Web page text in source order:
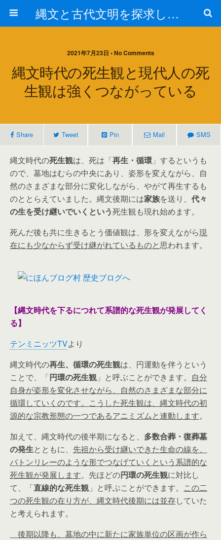
縄文と古代文明を探求しよう！
2021年7月23日 • No Comments
縄文時代の死生観と現代人の死
生観は強くつながっている
Share Tweet Pin Mail SMS
縄文時代の死生観は、死は「再生・循環 」するというも
ので、墓地はむらの中央にあり、姿形を変えながら、自
然のさまざまな部分に変化しながら、やがて再生するも
のととらえていました。縄文後期には家族を送り、 代々
の生を受け継いでいくという死生観も現れ始めます。
死んだ後も共に生きるとう価値観は、形を変えながら現
在にも少なからず受け継がれているものと思われます。
【縄文時代を下るにつれて系譜的な死生観が発展してく
る】
テンミニッツTVより
縄文時代の再生、循環の死生観は、円運動を伴うという
ことで、「円環の死生観 」と呼ぶことができます。 自分
自身が姿形を変化させながら、自然のさまざまな部分に
循環していくのです。こうした死生観は、縄文時代の初
源的な宗教形態の一つであるアニミズムと連動します。
加えて、縄文時代の後半期になると、 多数合葬・復葬墓
の発生とともに、 先祖から受け継いできた生命の線を、
バトンリレーのような形でつなげていくという系譜的な
死生観が発展します。先ほどの円環の死生観に対比し
て、「直線的な死生観 」と呼ぶことができます。 この二
つの死生観の在り方が、縄文時代後期には並存していた
と考えられます。
後期以降も、墓地の中に新たに家族単位の区画が作ら